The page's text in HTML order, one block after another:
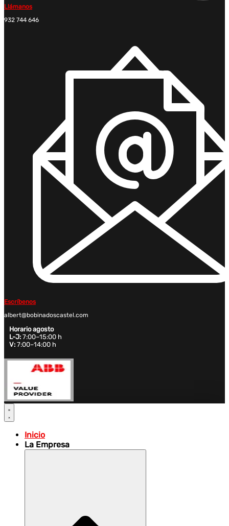
Llámanos
932 744 646
Escríbenos
albert@bobinadoscastel.com
Horario agosto
L-J: 7:00–15:00 h
V: 7:00–14:00 h
Inicio
La Empresa